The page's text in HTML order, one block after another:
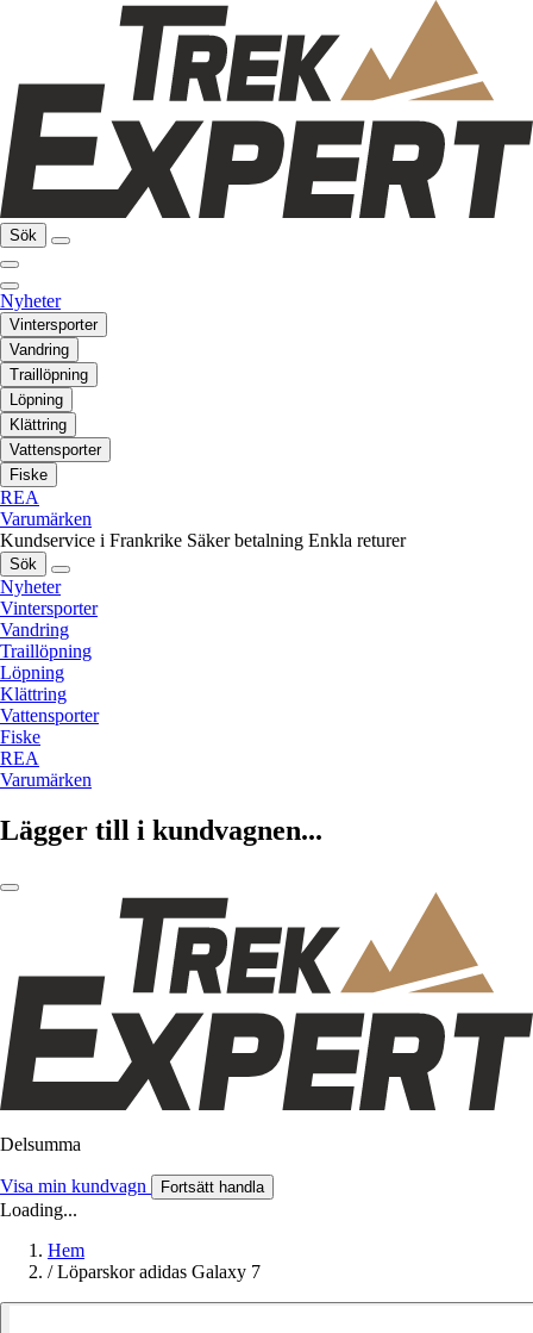
Sök
Nyheter
Vintersporter
Vandring
Traillöpning
Löpning
Klättring
Vattensporter
Fiske
REA
Varumärken
Kundservice i Frankrike Säker betalning Enkla returer
Sök
Nyheter
Vintersporter
Vandring
Traillöpning
Löpning
Klättring
Vattensporter
Fiske
REA
Varumärken
Lägger till i kundvagnen...
Delsumma
Visa min kundvagn Fortsätt handla
Loading...
Hem
/ Löparskor adidas Galaxy 7